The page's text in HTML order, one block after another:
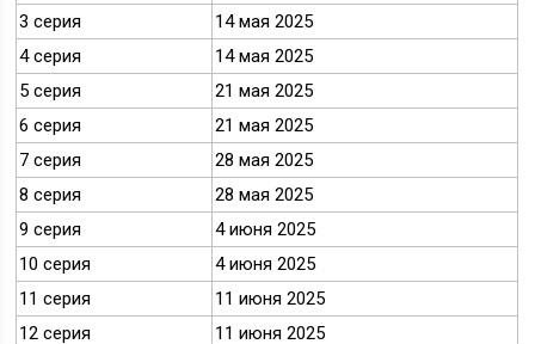
3 серия
14 мая 2025
4 серия
14 мая 2025
5 серия
21 мая 2025
6 серия
21 мая 2025
7 серия
28 мая 2025
8 серия
28 мая 2025
9 серия
4 июня 2025
10 серия
4 июня 2025
11 серия
11 июня 2025
12 серия
11 июня 2025